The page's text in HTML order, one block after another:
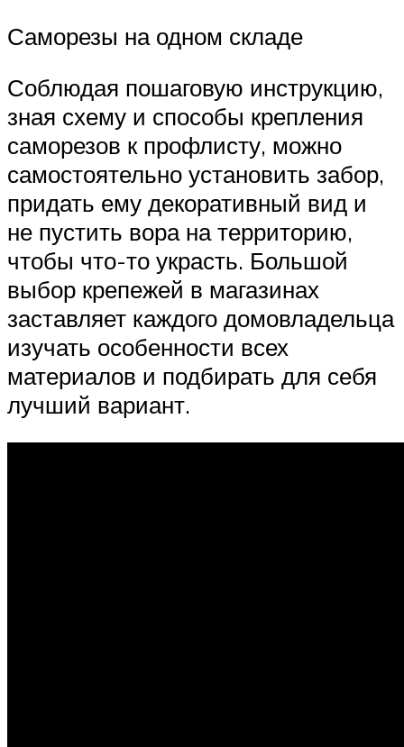
Саморезы на одном складе
Соблюдая пошаговую инструкцию,
зная схему и способы крепления
саморезов к профлисту, можно
самостоятельно установить забор,
придать ему декоративный вид и
не пустить вора на территорию,
чтобы что-то украсть. Большой
выбор крепежей в магазинах
заставляет каждого домовладельца
изучать особенности всех
материалов и подбирать для себя
лучший вариант.